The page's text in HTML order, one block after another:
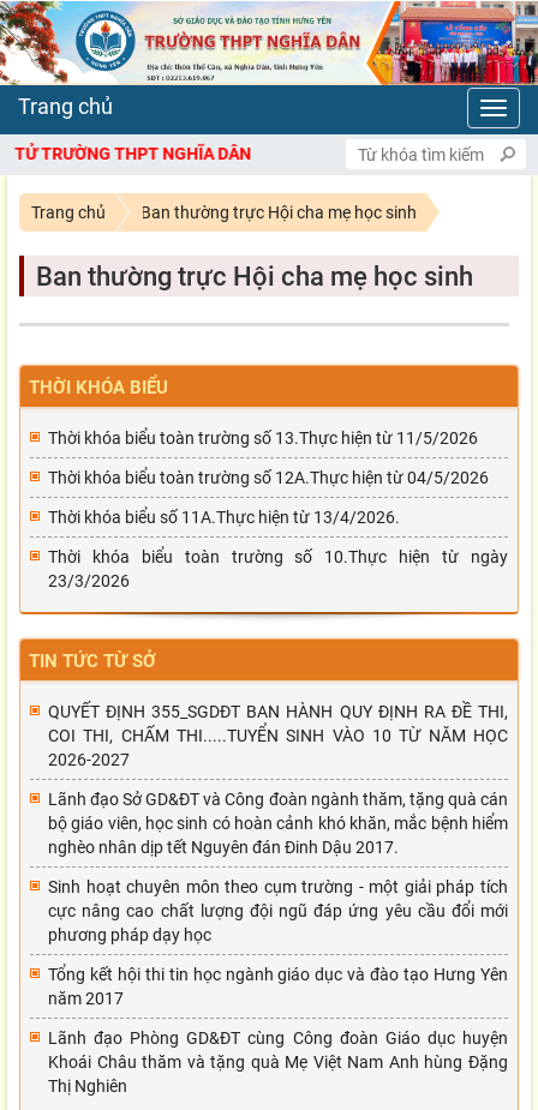
THPT NGHĨA DÂN
Trang chủ Ban thường trực Hội cha mẹ học sinh
Ban thường trực Hội cha mẹ học sinh
THỜI KHÓA BIỂU
Thời khóa biểu toàn trường số 13.Thực hiện từ 11/5/2026
Thời khóa biểu toàn trường số 12A.Thực hiện từ 04/5/2026
Thời khóa biểu số 11A.Thực hiện từ 13/4/2026.
Thời khóa biểu toàn trường số 10.Thực hiện từ ngày
23/3/2026
TIN TỨC TỪ SỞ
QUYẾT ĐỊNH 355_SGDĐT BAN HÀNH QUY ĐỊNH RA ĐỀ THI,
COI THI, CHẤM THI.....TUYỂN SINH VÀO 10 TỪ NĂM HỌC
2026-2027
Lãnh đạo Sở GD&ĐT và Công đoàn ngành thăm, tặng quà cán
bộ giáo viên, học sinh có hoàn cảnh khó khăn, mắc bệnh hiểm
nghèo nhân dịp tết Nguyên đán Đinh Dậu 2017.
Sinh hoạt chuyên môn theo cụm trường - một giải pháp tích
cực nâng cao chất lượng đội ngũ đáp ứng yêu cầu đổi mới
phương pháp dạy học
Tổng kết hội thi tin học ngành giáo dục và đào tạo Hưng Yên
năm 2017
Lãnh đạo Phòng GD&ĐT cùng Công đoàn Giáo dục huyện
Khoái Châu thăm và tặng quà Mẹ Việt Nam Anh hùng Đặng
Thị Nghiên